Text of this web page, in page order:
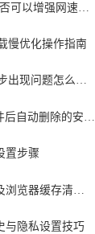
慢优化操作指南
Chrome浏览器书签同步出现问题怎么处理
置步骤
谷歌浏览器下载安装及浏览器缓存清理操作教程
与隐私设置技巧